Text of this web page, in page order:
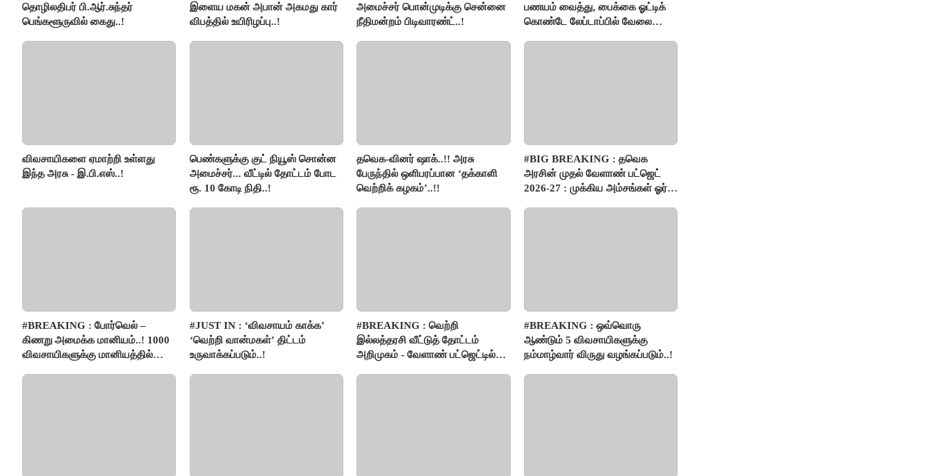
தொழிலதிபர் பி.ஆர்.சுந்தர்
பெங்களூருவில் கைது..!
இளைய மகன் அபான் அகமது கார்
விபத்தில் உயிரிழப்பு..!
அமைச்சர் பொன்முடிக்கு சென்னை
நீதிமன்றம் பிடிவாரண்ட்..!
பணயம் வைத்து, பைக்கை ஓட்டிக்
கொண்டே லேப்டாப்பில் வேலை
விவசாயிகளை ஏமாற்றி உள்ளது
இந்த அரசு - இ.பி.எஸ்..!
பெண்களுக்கு குட் நியூஸ் சொன்ன
அமைச்சர்... வீட்டில் தோட்டம் போட
ரூ. 10 கோடி நிதி..!
தவெக-வினர் ஷாக்..!! அரசு
பேருந்தில் ஒளிபரப்பான ‘தக்காளி
வெற்றிக் கழகம்’..!!
#BIG BREAKING : தவெக
அரசின் முதல் வேளாண் பட்ஜெட்
2026-27 : முக்கிய அம்சங்கள் ஓர்
#BREAKING : போர்வெல் –
கிணறு அமைக்க மானியம்..! 1000
விவசாயிகளுக்கு மானியத்தில்
#JUST IN : ‘விவசாயம் காக்க’
‘வெற்றி வான்மகள்’ திட்டம்
உருவாக்கப்படும்..!
#BREAKING : வெற்றி
இல்லத்தரசி வீட்டுத் தோட்டம்
அறிமுகம் - வேளாண் பட்ஜெட்டில்
#BREAKING : ஒவ்வொரு
ஆண்டும் 5 விவசாயிகளுக்கு
நம்மாழ்வார் விருது வழங்கப்படும்..!